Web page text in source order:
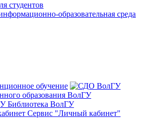
студентов
образовательная среда
обучение
образования ВолГУ
Библиотека ВолГУ
Сервис "Личный кабинет"